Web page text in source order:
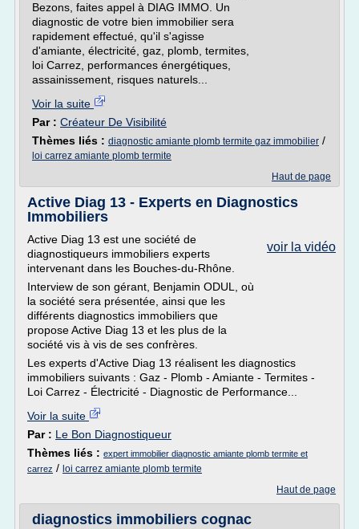
Bezons, faites appel à DIAG IMMO. Un
diagnostic de votre bien immobilier sera
rapidement effectué, qu'il s'agisse
d'amiante, électricité, gaz, plomb, termites,
loi Carrez, performances énergétiques,
assainissement, risques naturels...
Voir la suite
Par : Créateur De Visibilité
Thèmes liés : diagnostic amiante plomb termite gaz immobilier /
loi carrez amiante plomb termite
Haut de page
Active Diag 13 - Experts en Diagnostics
Immobiliers
voir la vidéo
Active Diag 13 est une société de
diagnostiqueurs immobiliers experts
intervenant dans les Bouches-du-Rhône.
Interview de son gérant, Benjamin ODUL, où
la société sera présentée, ainsi que les
différents diagnostics immobiliers que
propose Active Diag 13 et les plus de la
société vis à vis de ses confrères.
Les experts d'Active Diag 13 réalisent les diagnostics
immobiliers suivants : Gaz - Plomb - Amiante - Termites -
Loi Carrez - Électricité - Diagnostic de Performance...
Voir la suite
Par : Le Bon Diagnostiqueur
Thèmes liés : expert immobilier diagnostic amiante plomb termite et
carrez / loi carrez amiante plomb termite
Haut de page
diagnostics immobiliers cognac